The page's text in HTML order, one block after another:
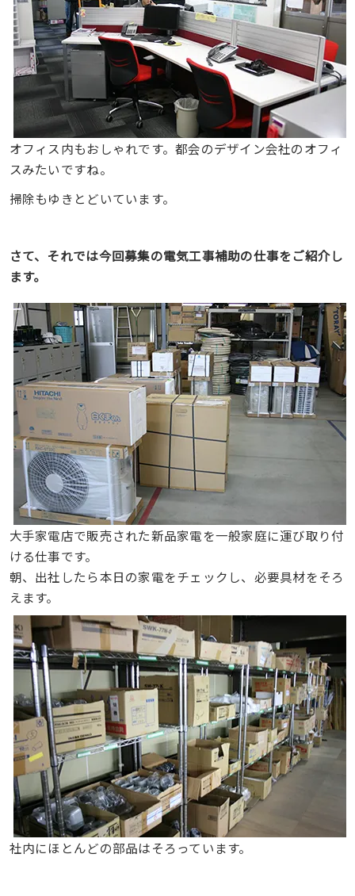
オフィス内もおしゃれです。都会のデザイン会社のオフィ
スみたいですね。
掃除もゆきとどいています。
さて、それでは今回募集の電気工事補助の仕事をご紹介し
ます。
大手家電店で販売された新品家電を一般家庭に運び取り付
ける仕事です。
朝、出社したら本日の家電をチェックし、必要具材をそろ
えます。
社内にほとんどの部品はそろっています。